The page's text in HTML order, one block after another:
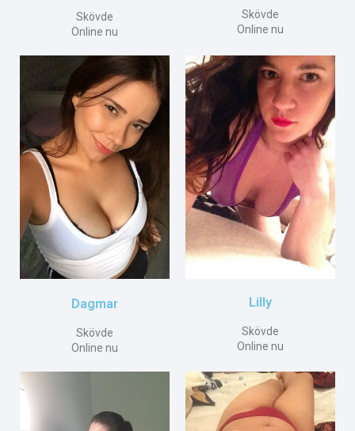
Skövde
Online nu
Skövde
Online nu
Dagmar
Skövde
Online nu
Lilly
Skövde
Online nu